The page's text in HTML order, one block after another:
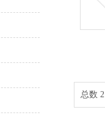
总数 2